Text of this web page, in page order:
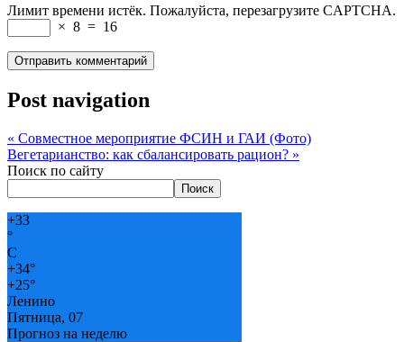
Лимит времени истёк. Пожалуйста, перезагрузите CAPTCHA.
× 8 = 16
Post navigation
« Совместное мероприятие ФСИН и ГАИ (Фото)
Вегетарианство: как сбалансировать рацион? »
Поиск по сайту
Поиск
+33
°
C
+34°
+25°
Ленино
Пятница, 07
Прогноз на неделю